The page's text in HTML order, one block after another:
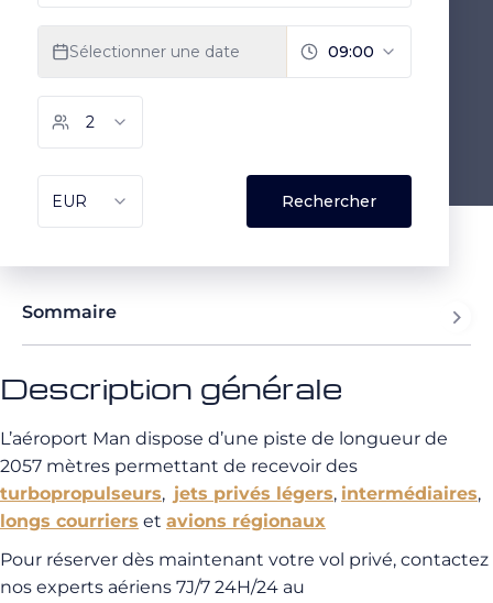
Sommaire
Description générale
L’aéroport Man dispose d’une piste de longueur de
2057 mètres permettant de recevoir des
turbopropulseurs, jets privés légers, intermédiaires,
longs courriers et avions régionaux
Pour réserver dès maintenant votre vol privé, contactez
nos experts aériens 7J/7 24H/24 au